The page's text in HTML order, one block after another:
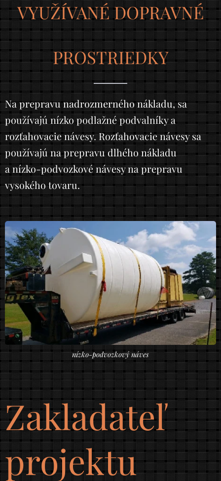
VYUŽÍVANÉ DOPRAVNÉ
PROSTRIEDKY
Na prepravu nadrozmerného nákladu, sa
používajú nízko podlažné podvalníky a
rozťahovacie návesy. Rozťahovacie návesy sa
používajú na prepravu dlhého nákladu
a nízko-podvozkové návesy na prepravu
vysokého tovaru.
nízko-podvozkový náves
Zakladateľ
projektu